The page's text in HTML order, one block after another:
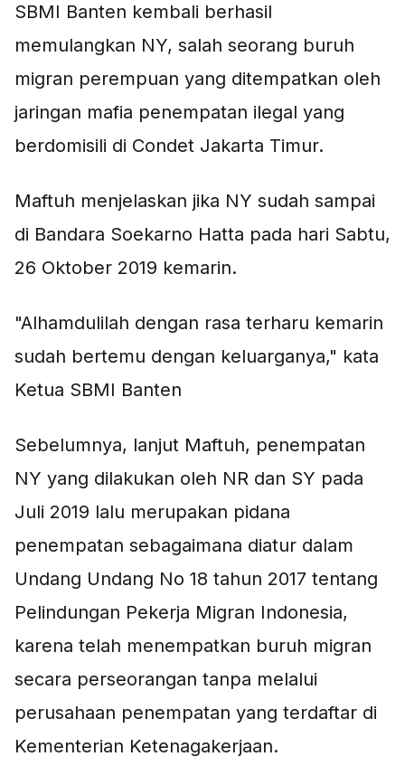
SBMI Banten kembali berhasil
memulangkan NY, salah seorang buruh
migran perempuan yang ditempatkan oleh
jaringan mafia penempatan ilegal yang
berdomisili di Condet Jakarta Timur.
Maftuh menjelaskan jika NY sudah sampai
di Bandara Soekarno Hatta pada hari Sabtu,
26 Oktober 2019 kemarin.
"Alhamdulilah dengan rasa terharu kemarin
sudah bertemu dengan keluarganya," kata
Ketua SBMI Banten
Sebelumnya, lanjut Maftuh, penempatan
NY yang dilakukan oleh NR dan SY pada
Juli 2019 lalu merupakan pidana
penempatan sebagaimana diatur dalam
Undang Undang No 18 tahun 2017 tentang
Pelindungan Pekerja Migran Indonesia,
karena telah menempatkan buruh migran
secara perseorangan tanpa melalui
perusahaan penempatan yang terdaftar di
Kementerian Ketenagakerjaan.